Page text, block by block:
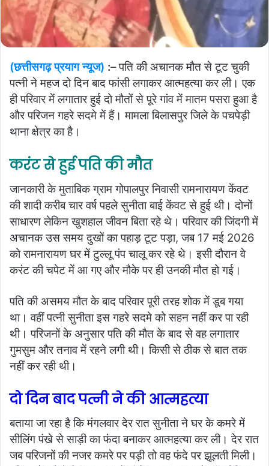
(छत्तीसगढ़ प्रयाग न्यूज) :– पति की अचानक मौत से टूट चुकी
पत्नी ने महज दो दिन बाद फांसी लगाकर आत्महत्या कर ली। एक
ही परिवार में लगातार हुई दो मौतों से पूरे गांव में मातम पसरा हुआ है
और परिजन गहरे सदमे में हैं। मामला बिलासपुर जिले के पचपेड़ी
थाना क्षेत्र का है।
करंट से हुई पति की मौत
जानकारी के मुताबिक ग्राम गोपालपुर निवासी रामनारायण केंवट
की शादी करीब चार वर्ष पहले सुनीता बाई केंवट से हुई थी। दोनों
साधारण लेकिन खुशहाल जीवन बिता रहे थे। परिवार की जिंदगी में
अचानक उस समय दुखों का पहाड़ टूट पड़ा, जब 17 मई 2026
को रामनारायण घर में टुल्लू पंप चालू कर रहे थे। इसी दौरान वे
करंट की चपेट में आ गए और मौके पर ही उनकी मौत हो गई।
पति की असमय मौत के बाद परिवार पूरी तरह शोक में डूब गया
था। वहीं पत्नी सुनीता इस गहरे सदमे को सहन नहीं कर पा रही
थी। परिजनों के अनुसार पति की मौत के बाद से वह लगातार
गुमसुम और तनाव में रहने लगी थी। किसी से ठीक से बात तक
नहीं कर रही थी।
दो दिन बाद पत्नी ने की आत्महत्या
बताया जा रहा है कि मंगलवार देर रात सुनीता ने घर के कमरे में
सीलिंग पंखे से साड़ी का फंदा बनाकर आत्महत्या कर ली। देर रात
जब परिजनों की नजर कमरे पर पड़ी तो वह फंदे पर झूलती मिली।